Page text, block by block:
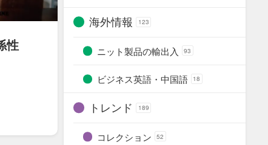
性
海外情報 123
ニット製品の輸出入 93
ビジネス英語・中国語 18
トレンド 189
コレクション 52